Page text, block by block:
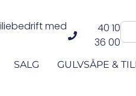
med
40 10
36 00
SALG GULVSÅPE &